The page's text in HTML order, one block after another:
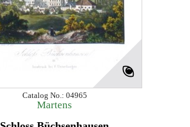
Catalog No.: 04965
Martens